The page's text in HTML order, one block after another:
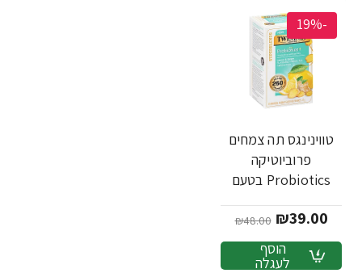
-19%
טווינינגס תה צמחים
פרוביוטיקה
Probiotics בטעם
קפאין 18 שקיקי -
מבית Twinings
₪39.00
₪48.00
הוסף
לעגלה